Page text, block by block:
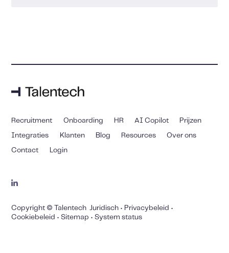
Recruitment Onboarding HR AI Copilot Prijzen
Integraties Klanten Blog Resources Over ons
Contact Login
Copyright © TalentechJuridisch • Privacybeleid •
Cookiebeleid •Sitemap •System status